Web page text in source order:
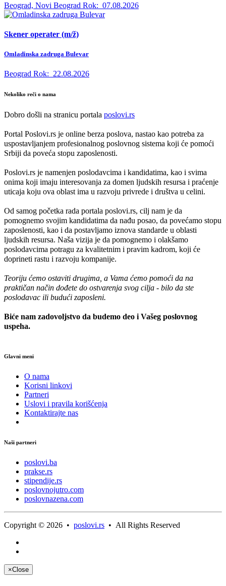
Beograd, Novi Beograd Rok: 07.08.2026
Skener operater (m/ž)
Omladinska zadruga Bulevar
Beograd Rok: 22.08.2026
Nekoliko reči o nama
Dobro došli na stranicu portala poslovi.rs
Portal Poslovi.rs je online berza poslova, nastao kao potreba za
uspostavljanjem profesionalnog poslovnog sistema koji će pomoći
Srbiji da poveća stopu zaposlenosti.
Poslovi.rs je namenjen poslodavcima i kandidatima, kao i svima
onima koji imaju interesovanja za domen ljudskih resursa i praćenje
uticaja koju ova oblast ima u razvoju privrede i društva u celini.
Od samog početka rada portala poslovi.rs, cilj nam je da
pomognemo svojim kandidatima da nađu posao, da povećamo stopu
zaposlenosti, kao i da postavljamo iznova standarde u oblasti
ljudskih resursa. Naša vizija je da pomognemo i olakšamo
poslodavcima potragu za kvalitetnim i pravim kadrom, koji će
doprineti rastu i razvoju kompanije.
Teoriju ćemo ostaviti drugima, a Vama ćemo pomoći da na
praktičan način dođete do ostvarenja svog cilja - bilo da ste
poslodavac ili budući zaposleni.
Biće nam zadovoljstvo da budemo deo i Vašeg poslovnog
uspeha.
Glavni meni
O nama
Korisni linkovi
Partneri
Uslovi i pravila korišćenja
Kontaktirajte nas
Naši partneri
poslovi.ba
prakse.rs
stipendije.rs
poslovnojutro.com
poslovnazena.com
Copyright © 2026 • poslovi.rs • All Rights Reserved
×Close